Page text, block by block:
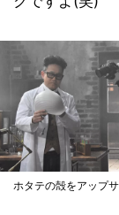
ホタテの殻をアップ